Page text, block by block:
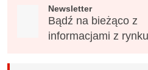
Newsletter
Bądź na bieżąco z
informacjami z